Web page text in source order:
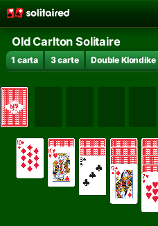
Old Carlton Solitaire
1 carta 3 carte Double Klondike